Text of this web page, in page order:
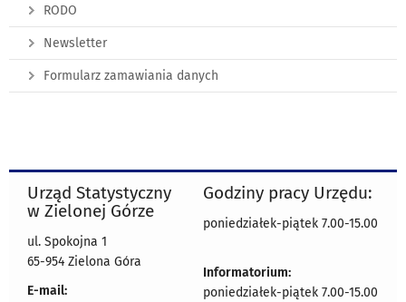
RODO
Newsletter
Formularz zamawiania danych
Urząd Statystyczny
w Zielonej Górze
ul. Spokojna 1
65-954 Zielona Góra
E-mail:
Godziny pracy Urzędu:
poniedziałek-piątek 7.00-15.00
Informatorium:
poniedziałek-piątek 7.00-15.00